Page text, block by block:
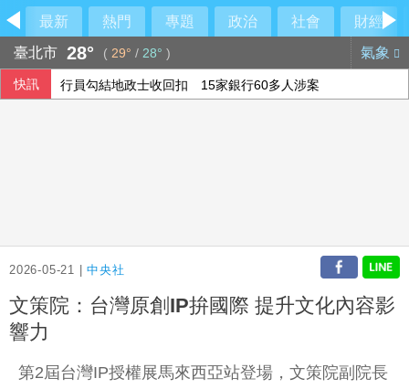
最新 熱門 專題 政治 社會
財經
臺北市 28° ( 29° / 28° ) 氣象
快訊 行員勾結地政士收回扣 15家銀行60多人涉案
2026-05-21 |中央社
文策院：台灣原創IP拚國際 提升文化內容影
響力
第2屆台灣IP授權展馬來西亞站登場，文策院副院長